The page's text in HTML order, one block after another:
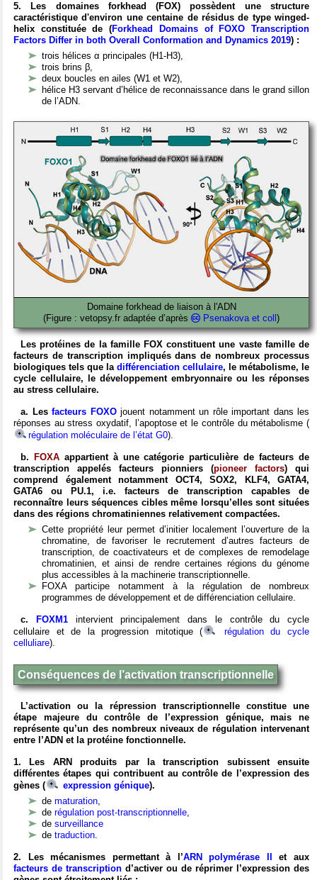
5. Les domaines forkhead (FOX) possèdent une structure
caractéristique d'environ une centaine de résidus de type winged-
helix constituée de (Forkhead Domains of FOXO Transcription
Factors Differ in both Overall Conformation and Dynamics 2019) :
trois hélices α principales (H1-H3),
trois brins β,
deux boucles en ailes (W1 et W2),
hélice H3 servant d’hélice de reconnaissance dans le grand sillon
de l’ADN.
Domaine forkhead de liaison à l'ADN
(Figure : vetopsy.fr adaptée d’après
Psenakova et coll)
Les protéines de la famille FOX constituent une vaste famille de
facteurs de transcription impliqués dans de nombreux processus
biologiques tels que la différenciation cellulaire, le métabolisme, le
cycle cellulaire, le développement embryonnaire ou les réponses
au stress cellulaire.
a. Lesfacteurs FOXOjouent notamment un rôle important dans les
réponses au stress oxydatif, l’apoptose et le contrôle du métabolisme (
régulation moléculaire de l’état G0).
b. FOXAappartient à une catégorie particulière de facteurs de
transcription appelés facteurs pionniers (pioneer factors) qui
comprend également notamment OCT4, SOX2, KLF4, GATA4,
GATA6 ou PU.1, i.e. facteurs de transcription capables de
reconnaître leurs séquences cibles même lorsqu’elles sont situées
dans des régions chromatiniennes relativement compactées.
Cette propriété leur permet d’initier localement l’ouverture de la
chromatine, de favoriser le recrutement d’autres facteurs de
transcription, de coactivateurs et de complexes de remodelage
chromatinien, et ainsi de rendre certaines régions du génome
plus accessibles à la machinerie transcriptionnelle.
FOXA participe notamment à la régulation de nombreux
programmes de développement et de différenciation cellulaire.
c. FOXM1intervient principalement dans le contrôle du cycle
cellulaire et de la progression mitotique (
régulation du cycle
celluliare).
Conséquences de l’activation transcriptionnelle
L’activation ou la répression transcriptionnelle constitue une
étape majeure du contrôle de l’expression génique, mais ne
représente qu’un des nombreux niveaux de régulation intervenant
entre l’ADN et la protéine fonctionnelle.
1. Les ARN produits par la transcription subissent ensuite
différentes étapes qui contribuent au contrôle de l’expression des
gènes (
expression génique).
de maturation
de régulation post-transcriptionnelle
de surveillance
de traduction
2. Les mécanismes permettant à l’ARN polymérase II
et aux
facteurs de transcription d’activer ou de réprimer l’expression des